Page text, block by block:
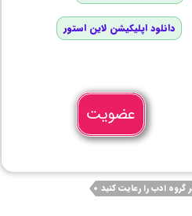
دانلود اپلیکیشن لاین استور
عضویت
ادب را رعایت کنید